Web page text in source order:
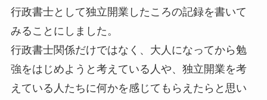
行政書士として独立開業したころの記録を書いて
みることにしました。
行政書士関係だけではなく、大人になってから勉
強をはじめようと考えている人や、独立開業を考
えている人たちに何かを感じてもらえたらと思い